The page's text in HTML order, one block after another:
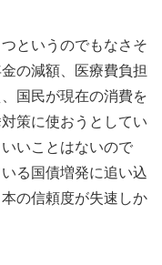
というのでもなさそ
の減額、医療費負担
国民が現在の消費を
策に使おうとしてい
いことはないので
る国債増発に追い込
の信頼度が失速しか